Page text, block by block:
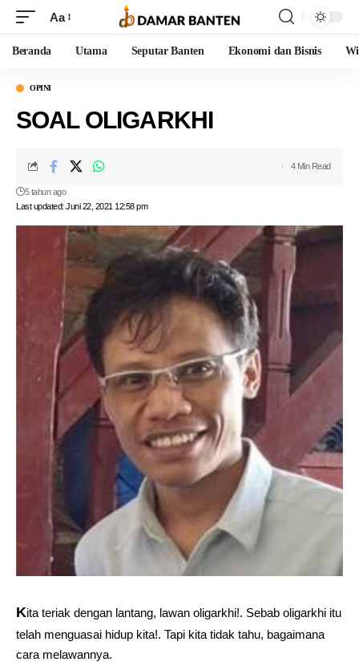
Aa
Beranda Utama Seputar Banten Ekonomi dan Bisnis
OPINI
SOAL OLIGARKHI
Last updated: Juni 22, 2021 12:58 pm
5 tahun ago
4 Min Read
Kita teriak dengan lantang, lawan oligarkhi!. Sebab oligarkhi itu
telah menguasai hidup kita!. Tapi kita tidak tahu, bagaimana
cara melawannya.